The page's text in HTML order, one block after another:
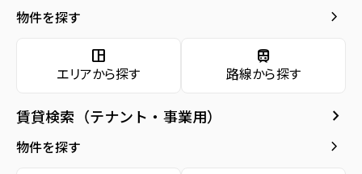
物件を探す keyboard_arrow_right
space_dashboard
エリアから探す
train
路線から探す
賃貸検索（テナント・事業用） keyboard_arrow_right
物件を探す keyboard_arrow_right
建物概要
現在募集中の物件arrow_forward
arrow_forward
地図・周辺環境 arrow_forward
ベルシティ八木山
アクセス
仙台市地下鉄東西線/八木山動物公園駅 徒歩